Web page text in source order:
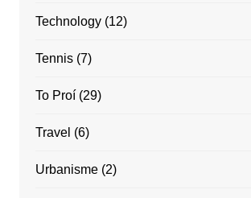
Technology(12)
Tennis(7)
To Proí(29)
Travel (6)
Urbanisme(2)